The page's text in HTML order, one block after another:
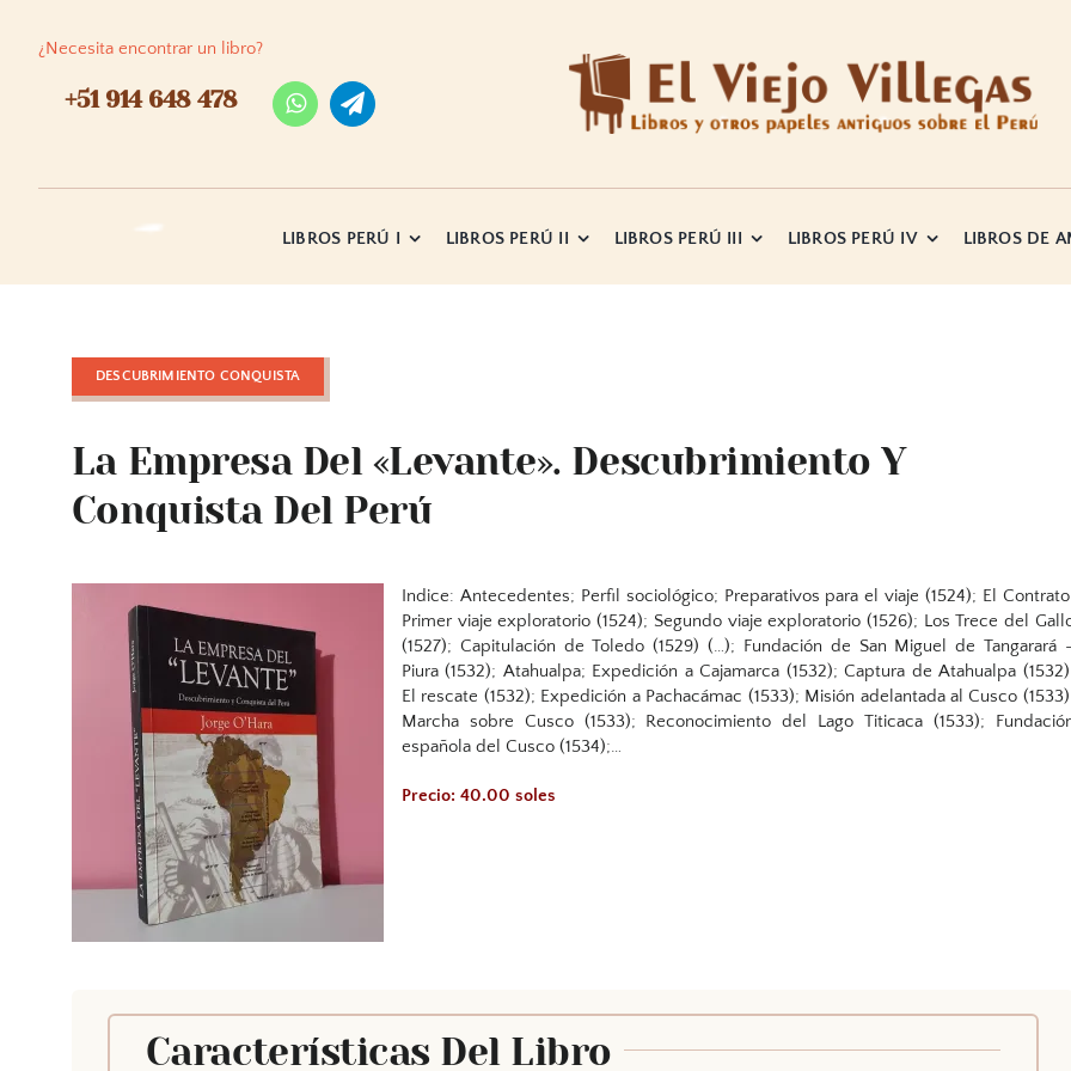
content
¿Necesita encontrar un libro?
+51 914 648 478
LIBROS PERÚ I LIBROS PERÚ II LIBROS PERÚ III LIBROS PERÚ IV LIBROS DE
DESCUBRIMIENTO CONQUISTA
La Empresa Del «Levante». Descubrimiento Y
Conquista Del Perú
Indice: Antecedentes; Perfil sociológico; Preparativos para el viaje (1524); El
Primer viaje exploratorio (1524); Segundo viaje exploratorio (1526); Los Trece del
(1527); Capitulación de Toledo (1529) (…); Fundación de San Miguel de Tangarará
Piura (1532); Atahualpa; Expedición a Cajamarca (1532); Captura de Atahualpa
El rescate (1532); Expedición a Pachacámac (1533); Misión adelantada al Cusco
Marcha sobre Cusco (1533); Reconocimiento del Lago Titicaca (1533);
española del Cusco (1534);…
Precio: 40.00 soles
Características Del Libro